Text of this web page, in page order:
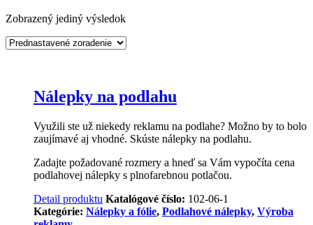
Zobrazený jediný výsledok
Nálepky na podlahu
Využili ste už niekedy reklamu na podlahe? Možno by to bolo
zaujímavé aj vhodné. Skúste nálepky na podlahu.
Zadajte požadované rozmery a hneď sa Vám vypočíta cena
podlahovej nálepky s plnofarebnou potlačou.
Detail produktu Katalógové číslo: 102-06-1
Kategórie: Nálepky a fólie, Podlahové nálepky, Výroba